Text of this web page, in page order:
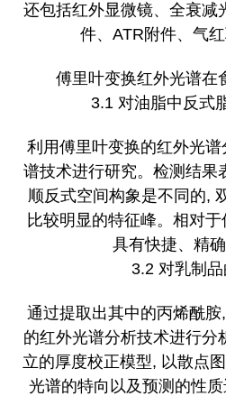
还包括红外显微镜、全衰减
件、ATR附件、气红
傅里叶变换红外光谱在
3.1 对油脂中反式
利用傅里叶变换的红外光
谱技术进行研究。检测结果
顺反式空间构象是不同的,
比较明显的特征峰。相对
具有快捷、精确
3.2 对乳制品
通过提取出其中的丙烯酰
的红外光谱分析技术进行分
立的厚度校正模型, 以散点
光谱的特向以及预测的性